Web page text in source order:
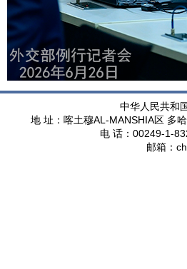
中华人民共和
地 址：喀土穆AL-MANSHIA区 多
电 话： 00249-1-
邮箱：